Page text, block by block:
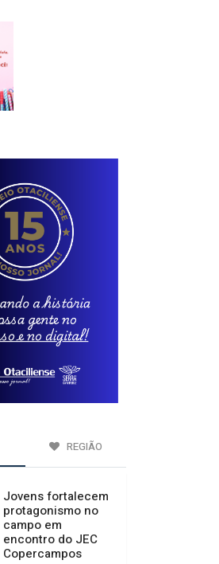
REGIÃO
Jovens fortalecem
protagonismo no
campo em
encontro do JEC
Copercampos